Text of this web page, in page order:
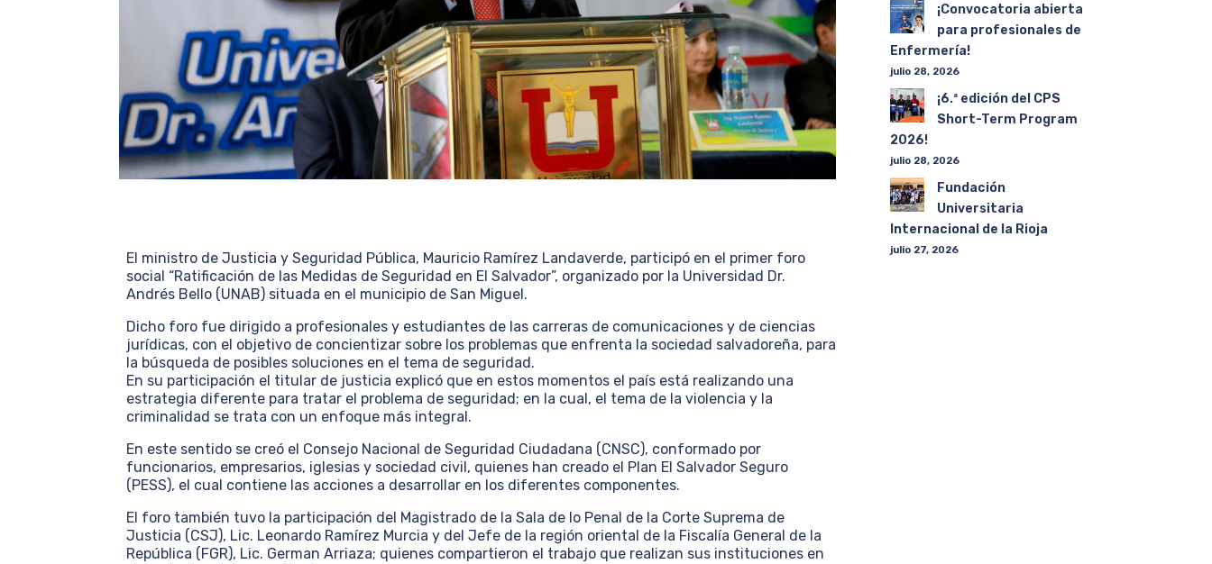
El ministro de Justicia y Seguridad Pública, Mauricio Ramírez Landaverde, participó en el primer foro
social “Ratificación de las Medidas de Seguridad en El Salvador”, organizado por la Universidad Dr.
Andrés Bello (UNAB) situada en el municipio de San Miguel.
Dicho foro fue dirigido a profesionales y estudiantes de las carreras de comunicaciones y de ciencias
jurídicas, con el objetivo de concientizar sobre los problemas que enfrenta la sociedad salvadoreña, para
la búsqueda de posibles soluciones en el tema de seguridad.
En su participación el titular de justicia explicó que en estos momentos el país está realizando una
estrategia diferente para tratar el problema de seguridad; en la cual, el tema de la violencia y la
criminalidad se trata con un enfoque más integral.
En este sentido se creó el Consejo Nacional de Seguridad Ciudadana (CNSC), conformado por
funcionarios, empresarios, iglesias y sociedad civil, quienes han creado el Plan El Salvador Seguro
(PESS), el cual contiene las acciones a desarrollar en los diferentes componentes.
El foro también tuvo la participación del Magistrado de la Sala de lo Penal de la Corte Suprema de
Justicia (CSJ), Lic. Leonardo Ramírez Murcia y del Jefe de la región oriental de la Fiscalía General de la
República (FGR), Lic. German Arriaza; quienes compartieron el trabajo que realizan sus instituciones en
¡Convocatoria abierta
para profesionales de
Enfermería!
julio 28, 2026
¡6.ª edición del CPS
Short-Term Program
2026!
julio 28, 2026
Fundación
Universitaria
Internacional de la Rioja
julio 27, 2026